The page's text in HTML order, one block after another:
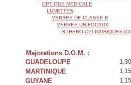
OPTIQUE MEDICALE
LUNETTES
VERRES DE CLASSE B
VERRES UNIFOCAUX
SPHERO-CYLINDRIQUES
Majorations D.O.M. :
GUADELOUPE
MARTINIQUE
GUYANE